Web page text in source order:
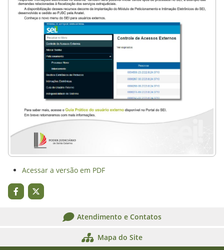
Acessar a versão em PDF
Atendimento e Contatos
Mapa do Site